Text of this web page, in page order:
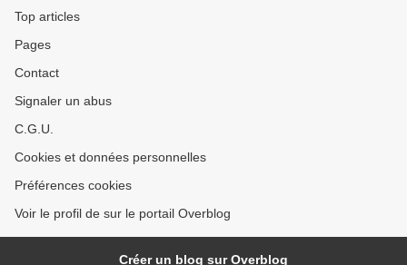
Top articles
Pages
Contact
Signaler un abus
C.G.U.
Cookies et données personnelles
Préférences cookies
Voir le profil de sur le portail Overblog
Créer un blog sur Overblog